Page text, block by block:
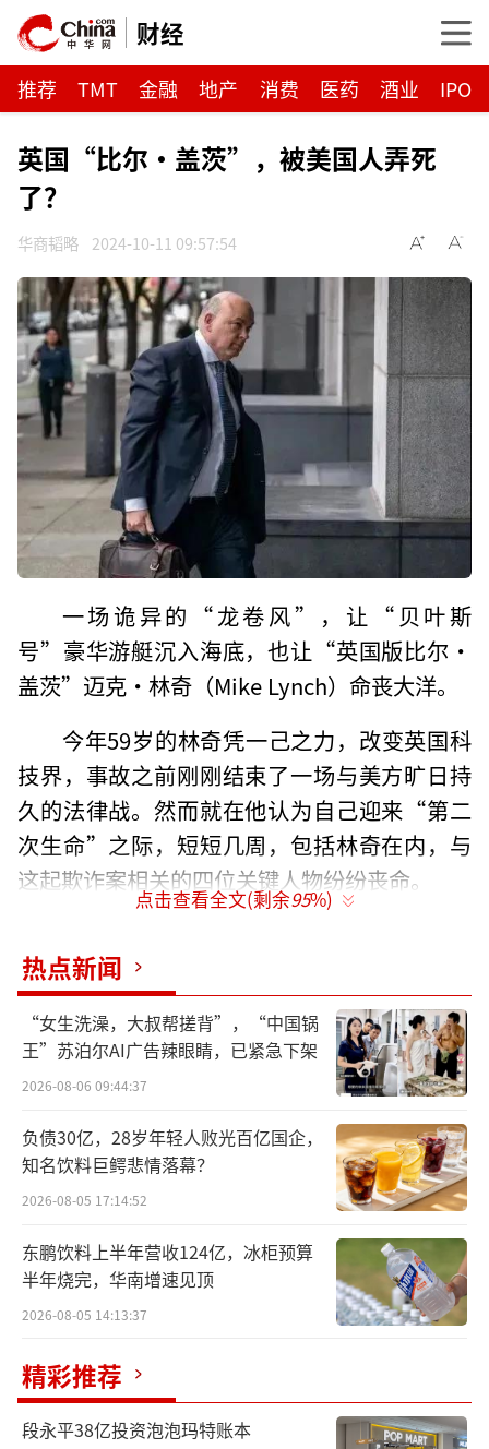
财经
推荐 TMT 金融 地产 消费 医药 酒业 IPO
英国“比尔·盖茨”，被美国人弄死
了？
华商韬略 2024-10-11 09:57:54
一场诡异的“龙卷风”，让“贝叶斯
号”豪华游艇沉入海底，也让“英国版比尔·
盖茨”迈克·林奇（Mike Lynch）命丧大洋。
今年59岁的林奇凭一己之力，改变英国科
技界，事故之前刚刚结束了一场与美方旷日持
久的法律战。然而就在他认为自己迎来“第二
次生命”之际，短短几周，包括林奇在内，与
这起欺诈案相关的四位关键人物纷纷丧命。
谋？
60秒，巨轮倾覆
历史性的胜诉后，迈克·林奇卸下电子脚
他准备用一次游艇之旅，庆祝来之不易的
自由，并感谢在十年磨难期间支持他的亲人和
战友。
8月14日，他与妻子巴卡雷斯、两个女儿登
上“贝叶斯号”豪华游艇。与他们一同享受这
次旅行的，还有摩根士丹利国际银行董事长乔
纳森·布鲁默夫妇，以及代表林奇参加刑事审
判的美国辩护律师克里斯·莫维洛夫妇等人。
点击查看全文(剩余95%)
热点新闻
“女生洗澡，大叔帮搓背”，“中国锅
王”苏泊尔AI广告辣眼睛，已紧急下架
2026-08-06 09:44:37
负债30亿，28岁年轻人败光百亿国企，
知名饮料巨鳄悲情落幕？
2026-08-05 17:14:52
东鹏饮料上半年营收124亿，冰柜预算
半年烧完，华南增速见顶
2026-08-05 14:13:37
精彩推荐
段永平38亿投资泡泡玛特账本